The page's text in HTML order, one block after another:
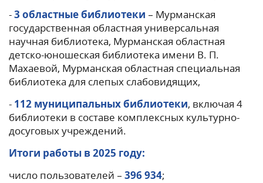
-3 областные библиотеки – Мурманская
государственная областная универсальная
научная библиотека, Мурманская областная
детско-юношеская библиотека имени В. П.
Махаевой, Мурманская областная специальная
библиотека для слепых слабовидящих,
- 112 муниципальных библиотеки, включая 4
библиотеки в составе комплексных культурно-
досуговых учреждений.
Итоги работы в 2025 году:
число пользователей – 396 934;